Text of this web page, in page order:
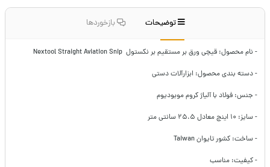
توضیحات بازخوردها
- نام محصول: قیچی ورق بر مستقیم بر نکستول Nextool Straight Aviation Snip
- دسته بندی محصول:‌ ابزارآلات دستی
- جنس: فولاد با آلیاژ کروم موبودیوم
- سایز: ۱۰ اینچ معادل ۲۵.۵ سانتی متر
- ساخت: کشور تایوان Taiwan
- کیفیت: مناسب